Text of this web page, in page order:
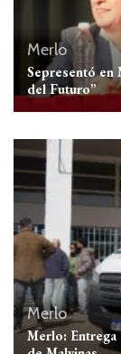
Merlo
Sepresentó en
del Futuro”
Merlo
Merlo: Entrega